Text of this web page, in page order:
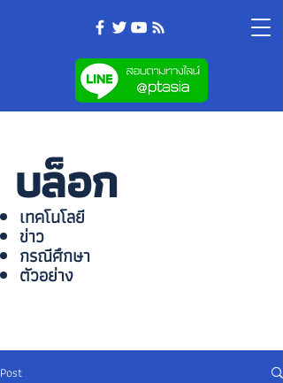
บล็อก
เทคโนโลยี
ข่าว
กรณีศึกษา
ตัวอย่าง
Post